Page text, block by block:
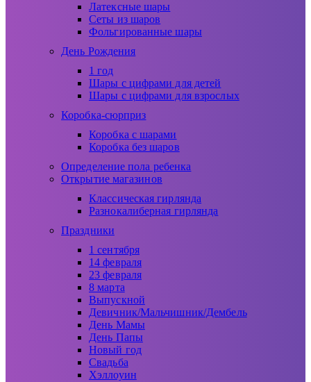
Латексные шары
Сеты из шаров
Фольгированные шары
День Рождения
1 год
Шары с цифрами для детей
Шары с цифрами для взрослых
Коробка-сюрприз
Коробка с шарами
Коробка без шаров
Определение пола ребенка
Открытие магазинов
Классическая гирлянда
Разнокалиберная гирлянда
Праздники
1 сентября
14 февраля
23 февраля
8 марта
Выпускной
Девичник/Мальчишник/Дембель
День Мамы
День Папы
Новый год
Свадьба
Хэллоуин